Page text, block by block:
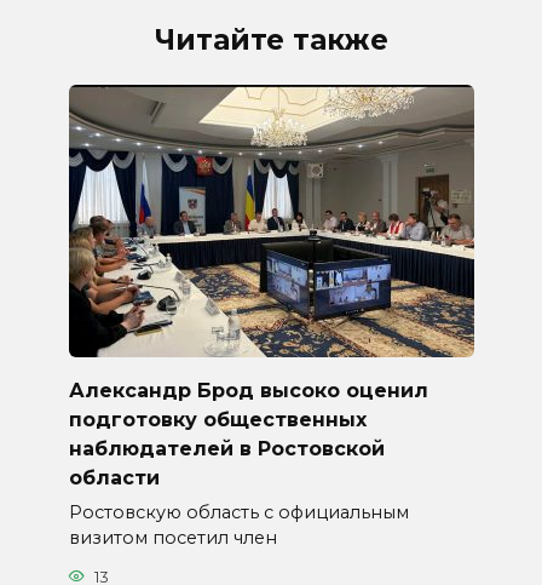
Читайте также
Александр Брод высоко оценил
подготовку общественных
наблюдателей в Ростовской
области
Ростовскую область с официальным
визитом посетил член
13